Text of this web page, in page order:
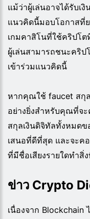
แม้ว่าผู้เล่นอาจได้รับเ
แนวคิดนี้มอบโอกาสที่ย
เกมคาสิโนที่ใช้คริปโต
ผู้เล่นสามารถชนะคริป
เข้าร่วมแนวคิดนี้
หากคุณใช้ faucet สกุ
อย่างยิ่งสำหรับคุณที่จ
สกุลเงินดิจิทัลทั้งหมด
เสนอที่ดีที่สุด และจะค
ที่มีชื่อเสียงรายใดทำสิ่
ข่าว Crypto
เนื่องจาก Blockchain